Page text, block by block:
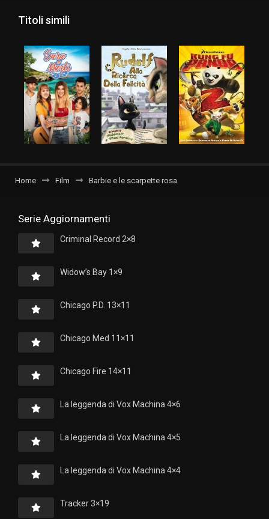
Titoli simili
Home Film Barbie e le scarpette rosa
Serie Aggiornamenti
Criminal Record 2×8
Widow’s Bay 1×9
Chicago P.D. 13×11
Chicago Med 11×11
Chicago Fire 14×11
La leggenda di Vox Machina 4×6
La leggenda di Vox Machina 4×5
La leggenda di Vox Machina 4×4
Tracker 3×19